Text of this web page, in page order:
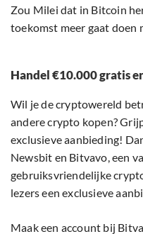
Zou Milei dat in Bitcoin
toekomst meer gaat doen
Handel €10.000 gratis
Wil je de cryptowereld
andere crypto kopen?
exclusieve aanbieding!
Newsbit en Bitvavo, een
gebruiksvriendelijke
lezers een exclusieve
Maak een account bij